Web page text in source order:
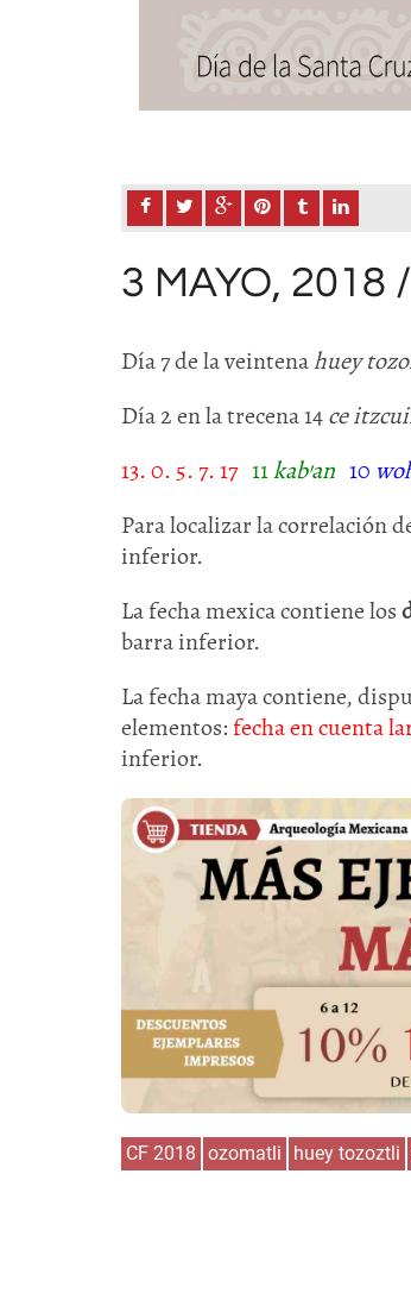
3 MAYO, 2018
Día 7 de la veintenahuey
Día 2 en la trecena 14ce
13. 0. 5. 7. 17 11kab’an 10
Para localizar la correlación
inferior.
La fecha mexica contiene los
barra inferior.
La fecha maya contiene,
elementos:fecha en cuenta
inferior.
CF 2018 ozomatli huey tozoztli